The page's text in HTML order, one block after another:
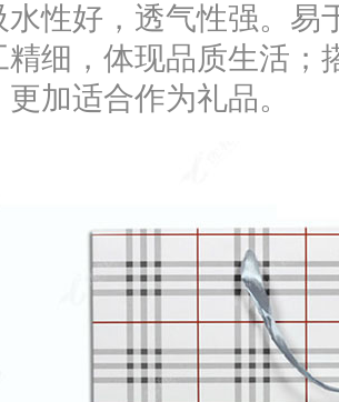
水性好，透气性强。易
精细，体现品质生活；
加适合作为礼品。